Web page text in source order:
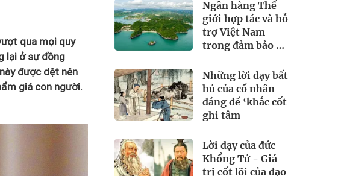
qua mọi quy
lại ở sự đồng
được dệt nên
giá con người.
Ngân hàng Thế
giới hợp tác và hỗ
trợ Việt Nam
trong đảm bảo an
Những lời dạy bất
hủ của cổ nhân
đáng để ‘khắc cốt
ghi tâm
Lời dạy của đức
Khổng Tử - Giá
trị cốt lõi của đạo